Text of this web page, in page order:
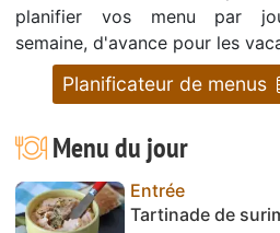
planifier vos menu par
semaine, d'avance pour les
Planificateur de menus
Menu du jour
Entrée
Tartinade de